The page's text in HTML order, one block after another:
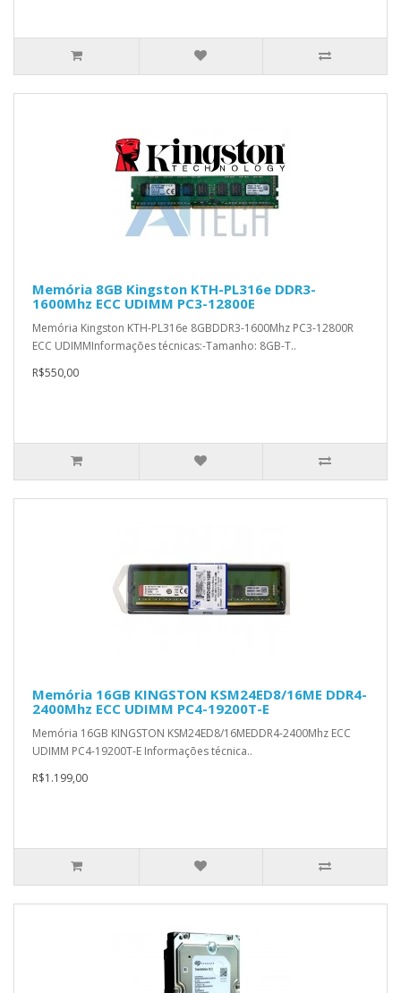
Memória 8GB Kingston KTH-PL316e DDR3-
1600Mhz ECC UDIMM PC3-12800E
Memória Kingston KTH-PL316e 8GBDDR3-1600Mhz PC3-12800R
ECC UDIMMInformações técnicas:-Tamanho: 8GB-T..
R$550,00
Memória 16GB KINGSTON KSM24ED8/16ME DDR4-
2400Mhz ECC UDIMM PC4-19200T-E
Memória 16GB KINGSTON KSM24ED8/16MEDDR4-2400Mhz ECC
UDIMM PC4-19200T-E Informações técnica..
R$1.199,00